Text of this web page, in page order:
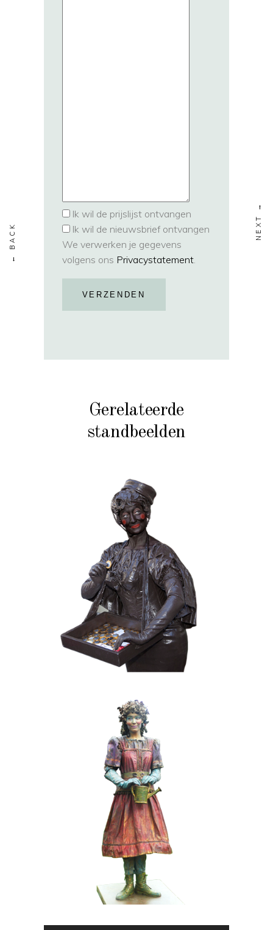
Ik wil de prijslijst ontvangen
Ik wil de nieuwsbrief ontvangen
We verwerken je gegevens
volgens ons Privacystatement.
VERZENDEN
Gerelateerde
standbeelden
CHOCOLADE KERST
MOBIEL VALENTIJN
020 Choco Candy
FANTASY KIDS KLEUR
MOBIEL
019 Lentemeisje